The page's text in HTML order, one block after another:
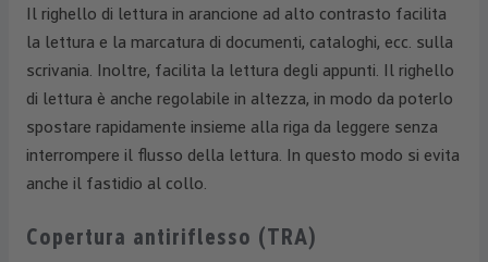
Il righello di lettura in arancione ad alto contrasto facilita
la lettura e la marcatura di documenti, cataloghi, ecc. sulla
scrivania. Inoltre, facilita la lettura degli appunti. Il righello
di lettura è anche regolabile in altezza, in modo da poterlo
spostare rapidamente insieme alla riga da leggere senza
interrompere il flusso della lettura. In questo modo si evita
anche il fastidio al collo.
Copertura antiriflesso (TRA)